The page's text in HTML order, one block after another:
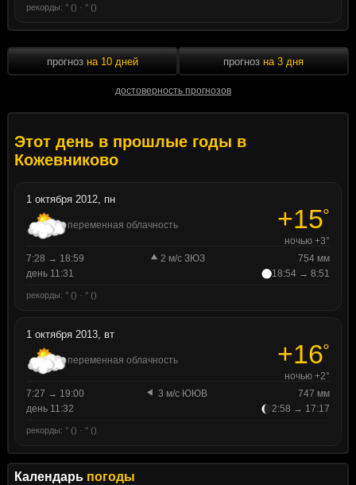
рекорды: ° () · ° ()
прогноз на 10 дней
достоверность прогнозов
прогноз на 3 дня
Этот день в прошлые годы в
Кожевниково
1 октября 2012, пн
переменная облачность +15°
ночью +3°
7:28 → 18:59
2 м/с ЗЮЗ
754 мм
день 11:31
18:54 → 8:51
рекорды: ° () · ° ()
1 октября 2013, вт
переменная облачность +16°
ночью +2°
7:27 → 19:00
3 м/с ЮЮВ
747 мм
день 11:32
2:58 → 17:17
рекорды: ° () · ° ()
Календарь погоды